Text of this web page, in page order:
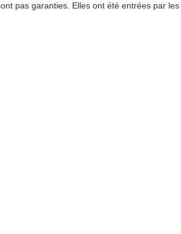
pas garanties. Elles ont été entrées par